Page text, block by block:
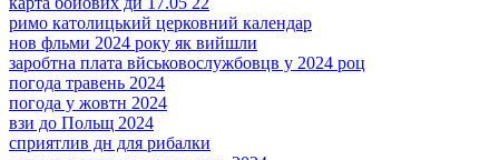
римо католицький церковний календар
нов фльми 2024 року як вийшли
заробтна плата вйськовослужбовцв у 2024 роц
погода травень 2024
погода у жовтн 2024
взи до Польщ 2024
сприятлив дн для рибалки